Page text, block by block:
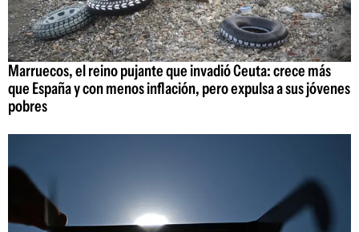
Marruecos, el reino pujante que invadió Ceuta: crece más
que España y con menos inflación, pero expulsa a sus jóvenes
pobres